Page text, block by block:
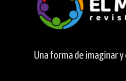
Una forma de imaginar